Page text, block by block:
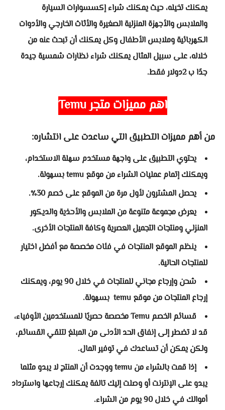
يمكنك تخيله، حيث يمكنك شراء إكسسوارات السيارة
والملابس والأجهزة المنزلية الصغيرة والأثاث الخارجي والأدوات
الكهربائية وملابس الأطفال وكل يمكنك أن تبحث عنه من
خلاله، على سبيل المثال يمكنك شراء نظارات شمسية جيدة
جدًا ب 2دولار فقط.
اهم مميزات متجر Temu
من أهم مميزات التطبيق التي ساعدت على انتشاره:
يحتوي التطبيق على واجهة مستخدم سهلة الاستخدام،
ويمكنك إتمام عمليات الشراء من موقع temu بسهولة.
يحصل المشترون لأول مرة من الموقع على خصم 30٪.
يعرض مجموعة متنوعة من الملابس والأحذية والديكور
المنزلي ومنتجات التجميل العصرية وكافة المنتجات الأخرى.
ينظم الموقع المنتجات في فئات مخصصة مع أفضل اختيار
للمنتجات الحالية.
شحن وإرجاع مجاني للمنتجات في خلال 90 يوم، ويمكنك
إرجاع المنتجات من موقع temu بسهولة.
قسائم الخصم Temu مخصصة حصريًا للمستخدمين الأوفياء،
قد لا تضطر إلى إنفاق الحد الأدنى من المبلغ لتلقي القسائم،
ولكن يمكن أن تساعدك في توفير المال.
إذا قمت بالشراء من temu ووجدت أن المنتج لا يبدو مثلما
يبدو على الإنترنت أو وصلت إليك تالفة يمكنك إرجاعها واسترداد
أموالك في خلال 90 يوم من الشراء.